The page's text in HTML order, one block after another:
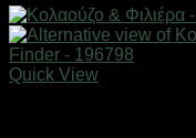
Quick View